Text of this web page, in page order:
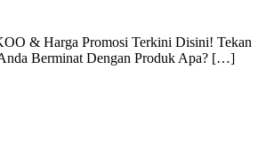
& Harga Promosi Terkini Disini! Tekan
Berminat Dengan Produk Apa? […]